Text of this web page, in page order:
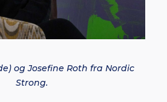
og Josefine Roth fra Nordic
Strong.